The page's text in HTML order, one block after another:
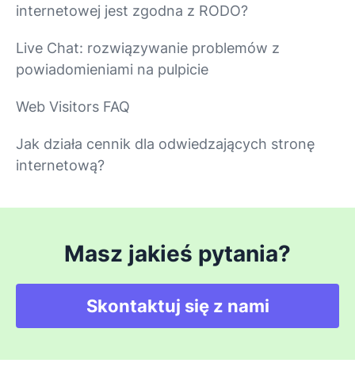
internetowej jest zgodna z RODO?
Live Chat: rozwiązywanie problemów z
powiadomieniami na pulpicie
Web Visitors FAQ
Jak działa cennik dla odwiedzających stronę
internetową?
Masz jakieś pytania?
Skontaktuj się z nami